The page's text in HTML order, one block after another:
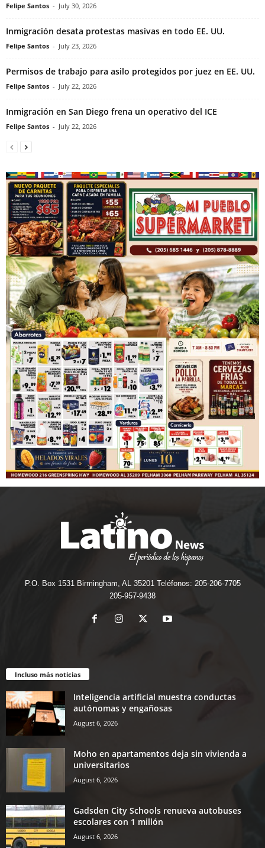
Felipe Santos - July 30, 2026
Inmigración desata protestas masivas en todo EE. UU.
Felipe Santos - July 23, 2026
Permisos de trabajo para asilo protegidos por juez en EE. UU.
Felipe Santos - July 22, 2026
Inmigración en San Diego frena un operativo del ICE
Felipe Santos - July 22, 2026
P.O. Box 1531 Birmingham, AL 35201 Teléfonos: 205-206-7705
205-957-9438
Incluso más noticias
Inteligencia artificial muestra conductas
autónomas y engañosas
August 6, 2026
Moho en apartamentos deja sin vivienda a
universitarios
August 6, 2026
Gadsden City Schools renueva autobuses
escolares con 1 millón
August 6, 2026